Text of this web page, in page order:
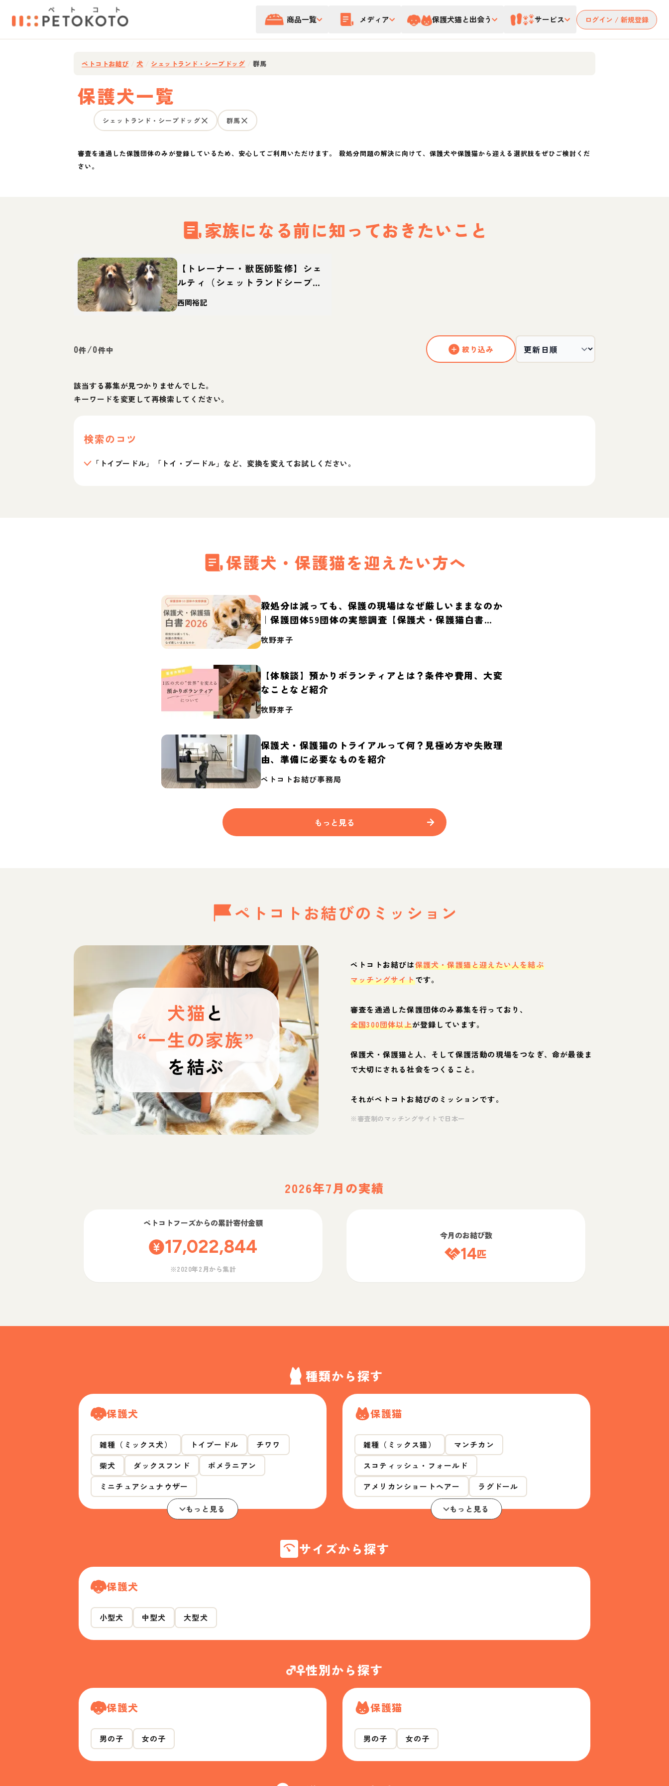
商品一覧 メディア 保護犬猫と出会う サービス ログイン / 新規登録
ペトコトお結び 犬 シェットランド・シープドッグ 群馬
保護犬一覧
シェットランド・シープドッグ 群馬
審査を通過した保護団体のみが登録しているため、安心してご利用いただけます。 殺処分問題の解決に向けて、保護犬や保護猫から迎える選択肢をぜひご検討くだ
さい。
家族になる前に知っておきたいこと
【トレーナー・獣医師監修】シェ
ルティ（シェットランドシープド
ッグ）ってどんな犬？性格・特
徴・育て方・迎え方
西岡裕記
0件/0件中 絞り込み
該当する募集が見つかりませんでした。
キーワードを変更して再検索してください。
検索のコツ
「トイプードル」「トイ・プードル」など、変換を変えてお試しください。
保護犬・保護猫を迎えたい方へ
殺処分は減っても、保護の現場はなぜ厳しいままなのか
｜保護団体59団体の実態調査【保護犬・保護猫白書
2026】
牧野芽子
【体験談】預かりボランティアとは？条件や費用、大変
なことなど紹介
牧野芽子
保護犬・保護猫のトライアルって何？見極め方や失敗理
由、準備に必要なものを紹介
ペトコトお結び事務局
もっと見る
ペトコトお結びの ミッション
犬猫と
“一生の家族”
を結ぶ
ペトコトお結びは保護犬・保護猫と迎えたい人を結ぶ
マッチングサイトです。
審査を通過した保護団体のみ募集を行っており、
全国300団体以上が登録しています。
保護犬・保護猫と人、そして保護活動の現場をつなぎ、命が最後ま
で大切にされる社会をつくること。
それがペトコトお結びのミッションです。
※審査制のマッチングサイトで日本一
2026年7月の実績
ペトコトフーズからの累計寄付金額
17,022,844
※2020年2月から集計
今月のお結び数
14匹
種類から探す
保護犬
雑種（ミックス犬） トイプードル
チワワ
柴犬
ダックスフンド
ポメラニアン
ミニチュアシュナウザー
もっと見る
保護猫
雑種（ミックス猫）
マンチカン
スコティッシュ・フォールド
アメリカンショートヘアー
ラグドール
もっと見る
サイズから探す
保護犬
小型犬 中型犬 大型犬
性別から探す
保護犬
男の子 女の子
保護猫
男の子 女の子